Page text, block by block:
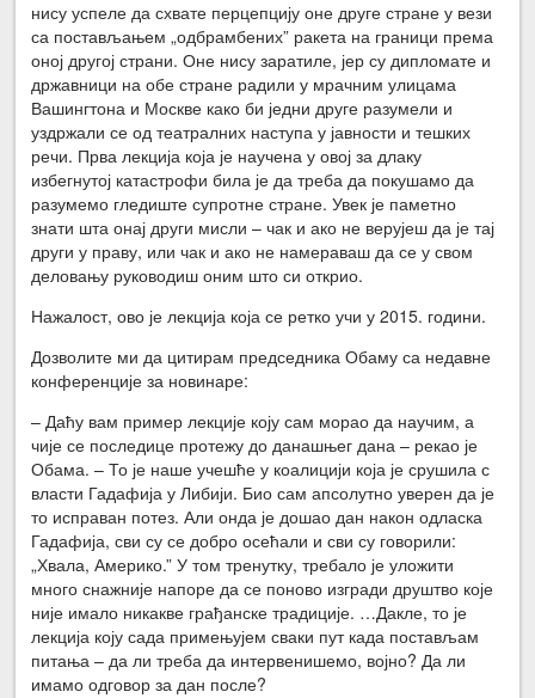
нису успеле да схвате перцепцију оне друге стране у вези
са постављањем „одбрамбених” ракета на граници према
оној другој страни. Оне нису заратиле, јер су дипломате и
државници на обе стране радили у мрачним улицама
Вашингтона и Москве како би једни друге разумели и
уздржали се од театралних наступа у јавности и тешких
речи. Прва лекција која је научена у овој за длаку
избегнутој катастрофи била је да треба да покушамо да
разумемо гледиште супротне стране. Увек је паметно
знати шта онај други мисли – чак и ако не верујеш да је тај
други у праву, или чак и ако не намераваш да се у свом
деловању руководиш оним што си открио.
Нажалост, ово је лекција која се ретко учи у 2015. години.
Дозволите ми да цитирам председника Обаму са недавне
конференције за новинаре:
– Даћу вам пример лекције коју сам морао да научим, а
чије се последице протежу до данашњег дана – рекао је
Обама. – То је наше учешће у коалицији која је срушила с
власти Гадафија у Либији. Био сам апсолутно уверен да је
то исправан потез. Али онда је дошао дан након одласка
Гадафија, сви су се добро осећали и сви су говорили:
„Хвала, Америко.” У том тренутку, требало је уложити
много снажније напоре да се поново изгради друштво које
није имало никакве грађанске традиције. …Дакле, то је
лекција коју сада примењујем сваки пут када постављам
питања – да ли треба да интервенишемо, војно? Да ли
имамо одговор за дан после?